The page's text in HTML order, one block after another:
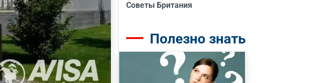
Советы Британия
Полезно знать